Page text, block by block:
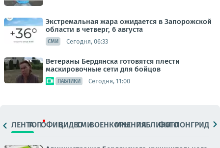
Экстремальная жара ожидается в Запорожской
области в четверг, 6 августа
СМИ Сегодня, 06:33
Ветераны Бердянска готовятся плести
маскировочные сети для бойцов
ПАБЛИКИ Сегодня, 11:00
ЛЕНТАТОПОФИЦ.ВИДЕОСМИВОЕНКОРЫМНЕНИЯПАБЛИКИ
ФОТОЛОНГРИДЫ